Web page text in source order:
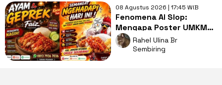
08 Agustus 2026 | 17:45 WIB
Fenomena AI Slop:
Mengapa Poster UMKM
Makin Seragam dan Bikin
Kita Bosan?
Rahel Ulina Br
Sembiring